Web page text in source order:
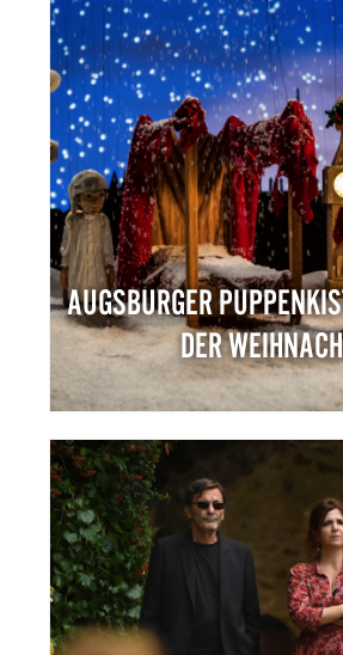
AUGSBURGER
DER